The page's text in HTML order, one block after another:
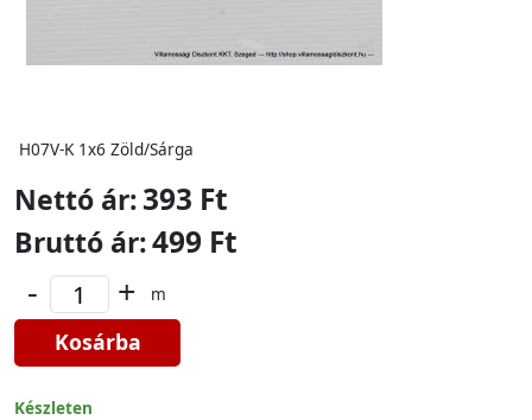
H07V-K 1x6 Zöld/Sárga
Nettó ár:393 Ft
Bruttó ár:499 Ft
- + m
Kosárba
Készleten